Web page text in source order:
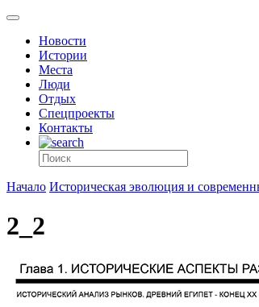
Новости
Истории
Места
Люди
Отдых
Спецпроекты
Контакты
Начало Историческая эволюция и
2_2